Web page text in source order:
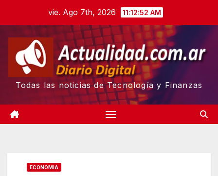
content
vie. Ago 7th, 2026 11:12:52 AM
Todas las noticias de Tecnología y Finanzas
ECONOMIA